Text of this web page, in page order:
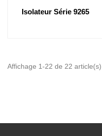
Isolateur Série 9265
Affichage 1-22 de 22 article(s)